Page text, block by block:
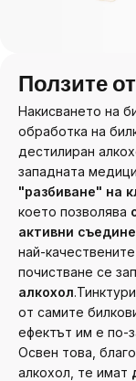
Ползите
Накисването на
обработка на
дестилиран
западната
"разбиване" на
което позволява
активни
най-
почистване се
алкохол.
от самите
ефектът им е по-
Освен това,
алкохол, те имат